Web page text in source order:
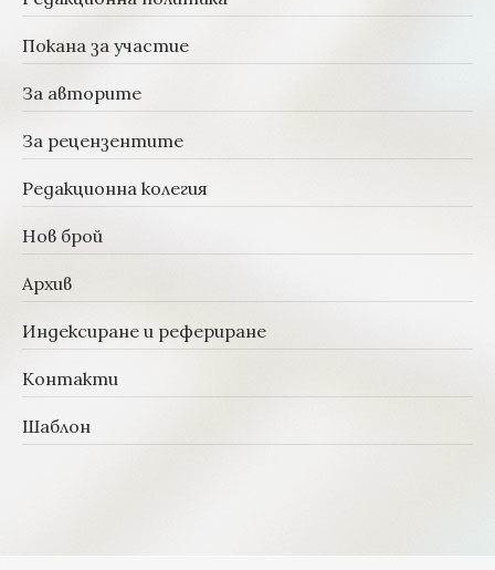
Покана за участие
За авторите
За рецензентите
Редакционна колегия
Нов брой
Архив
Индексиране и рефериране
Контакти
Шаблон